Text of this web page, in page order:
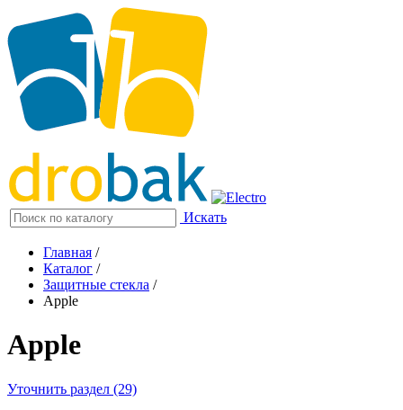
Искать
Главная /
Каталог /
Защитные стекла /
Apple
Apple
Уточнить раздел (29)